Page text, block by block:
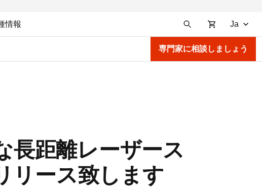
情報 Ja
専門家に相談しましょう
長距離レーザース
リース致します